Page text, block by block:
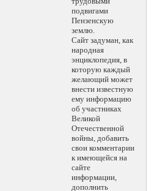
подвигами
Пензенскую
землю.
Сайт задуман, как
народная
энциклопедия, в
которую каждый
желающий может
внести известную
ему информацию
об участниках
Великой
Отечественной
войны, добавить
свои комментарии
к имеющейся на
сайте
информации,
дополнить